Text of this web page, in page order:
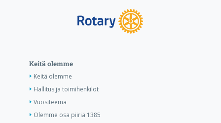
Keitä olemme
Keitä olemme
Hallitus ja toimihenkilöt
Vuositeema
Olemme osa piiriä 1385